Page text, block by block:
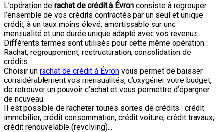
L’opération de rachat de crédit à Évron consiste à regrouper
l’ensemble de vos crédits contractés par un seul et unique
crédit, à un taux moins élevé, amortissable sur une
mensualité et une durée unique adapté avec vos revenus.
Différents termes sont utilisés pour cette même opération :
Rachat, regroupement, restructuration, consolidation de
crédits.
Choisir un rachat de crédit à Évron vous permet de baisser
considérablement vos mensualités, d’oxygéner votre budget,
de retrouver un pouvoir d’achat et vous permettre d’épargner
de nouveau.
Il est possible de racheter toutes sortes de crédits : crédit
immobilier, crédit consommation, crédit voiture, crédit travaux,
crédit renouvelable (revolving)…